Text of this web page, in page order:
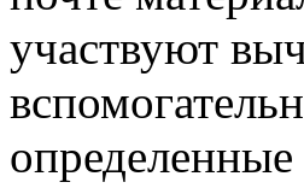
участвуют